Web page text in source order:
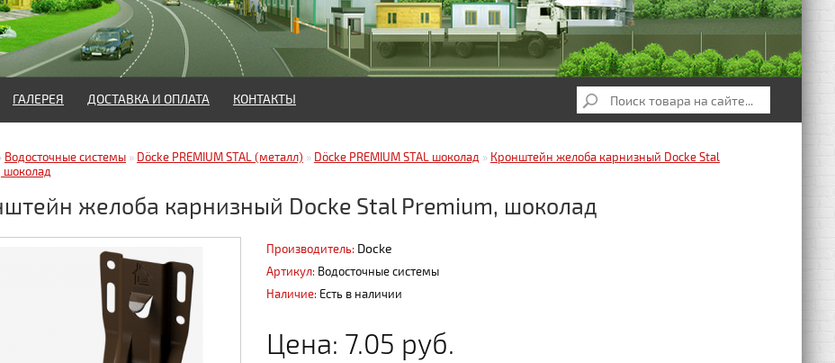
ГАЛЕРЕЯ ДОСТАВКА И ОПЛАТА КОНТАКТЫ
Водосточные системы » Döcke PREMIUM STAL (металл) » Döcke PREMIUM STAL шоколад » Кронштейн желоба карнизный Docke Stal
шоколад
желоба карнизный Docke Stal Premium, шоколад
Производитель: Docke
Артикул: Водосточные системы
Наличие: Есть в наличии
Цена: 7.05 руб.